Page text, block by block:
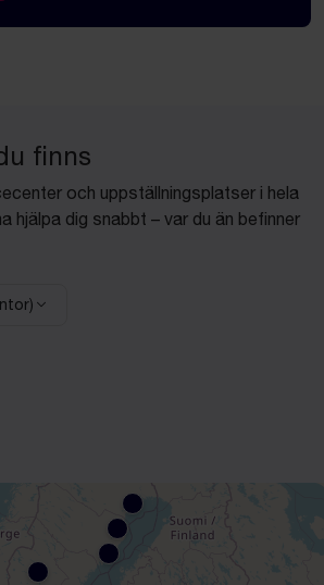
finns
och uppställningsplatser i hela
hjälpa dig snabbt – var du än befinner